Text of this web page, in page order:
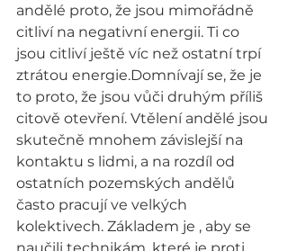
andělé proto, že jsou mimořádně
citliví na negativní energii. Ti co
jsou citliví ještě víc než ostatní trpí
ztrátou energie.Domnívají se, že je
to proto, že jsou vůči druhým příliš
citově otevření. Vtělení andělé jsou
skutečně mnohem závislejší na
kontaktu s lidmi, a na rozdíl od
ostatních pozemských andělů
často pracují ve velkých
kolektivech. Základem je , aby se